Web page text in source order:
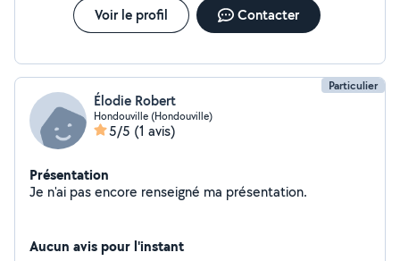
Voir le profil Contacter
Particulier
Élodie Robert
Hondouville (Hondouville)
5/5 (1 avis)
Présentation
Je n'ai pas encore renseigné ma présentation.
Aucun avis pour l'instant